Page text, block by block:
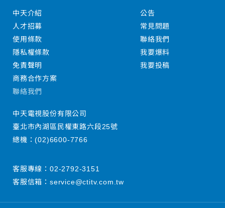
中天介紹
人才招募
使用條款
隱私權條款
免責聲明
商務合作方案
公告
常見問題
聯絡我們
我要爆料
我要投稿
聯絡我們
中天電視股份有限公司
臺北市內湖區民權東路六段25號
總機：(02)6600-7766
客服專線： 02-2792-3151
客服信箱： service@ctitv.com.tw